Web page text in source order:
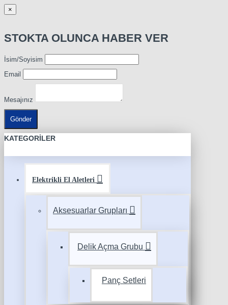
×
STOKTA OLUNCA HABER VER
İsim/Soyisim
Email
Mesajınız
Gönder
KATEGORILER
Elektrikli El Aletleri
Aksesuarlar Grupları
Delik Açma Grubu
Panç Setleri